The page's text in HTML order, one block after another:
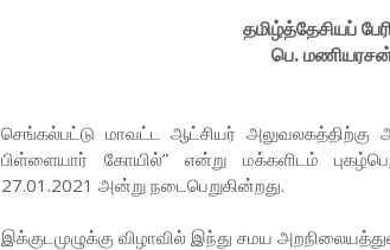
தமிழ்த்தேசியப்
பெ.
செங்கல்பட்டு மாவட்ட ஆட்சியர் அலுவலகத்திற்கு
பிள்ளையார் கோயில்” என்று மக்களிடம்
27.01.2021 அன்று நடைபெறுகின்றது.
இக்குடமுழுக்கு விழாவில் இந்து சமய